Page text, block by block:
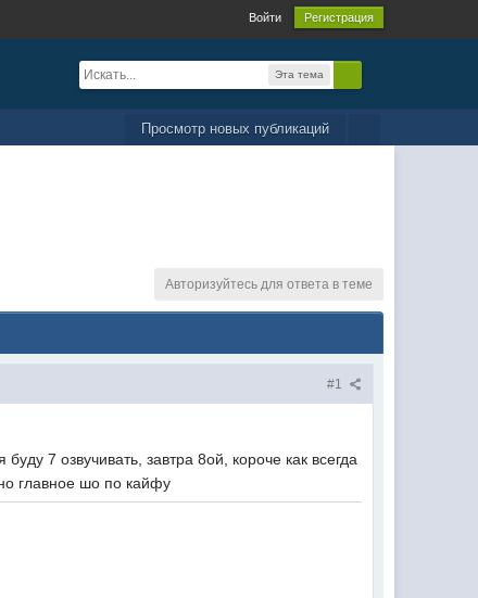
Войти Регистрация
Эта тема
Просмотр новых публикаций
Авторизуйтесь для ответа в теме
#1
7 озвучивать, завтра 8ой, короче как всегда
главное шо по кайфу